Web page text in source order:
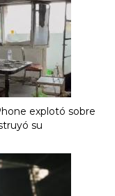
explotó sobre
su